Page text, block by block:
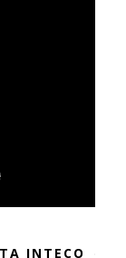
INTECO